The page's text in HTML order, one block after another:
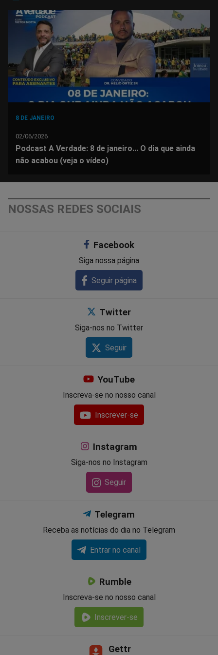
no
Facebook
no
Whatsapp
no
Twitter
no
Messenger
no
Telegram
no
Gettr
8 DE JANEIRO
02/06/2026
Podcast A Verdade: 8 de janeiro... O dia que ainda
não acabou (veja o vídeo)
NOSSAS REDES SOCIAIS
Facebook
Siga nossa página
Seguir página
Twitter
Siga-nos no Twitter
Seguir
YouTube
Inscreva-se no nosso canal
Inscrever-se
Instagram
Siga-nos no Instagram
Seguir
Telegram
Receba as notícias do dia no Telegram
Entrar no canal
Rumble
Inscreva-se no nosso canal
Inscrever-se
Gettr